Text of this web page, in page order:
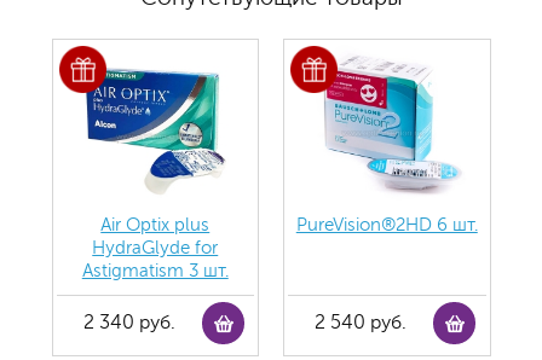
Air Optix plus
HydraGlyde for
Astigmatism 3 шт.
2 340 руб.
PureVision®2HD 6 шт.
2 540 руб.